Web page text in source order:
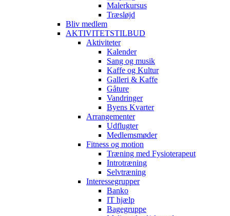
Malerkursus
Træsløjd
Bliv medlem
AKTIVITETSTILBUD
Aktiviteter
Kalender
Sang og musik
Kaffe og Kultur
Galleri & Kaffe
Gåture
Vandringer
Byens Kvarter
Arrangementer
Udflugter
Medlemsmøder
Fitness og motion
Træning med Fysioterapeut
Introtræning
Selvtræning
Interessegrupper
Banko
IT hjælp
Bagegruppe